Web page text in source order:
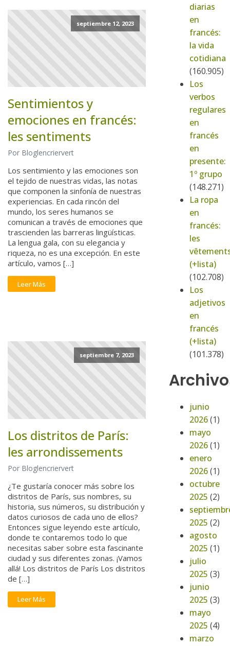
septiembre 12, 2023
Sentimientos y
emociones en francés:
les sentiments
Por Bloglencriervert
Los sentimiento y las emociones son
el tejido de nuestras vidas, las notas
que componen la sinfonía de nuestras
experiencias. En cada rincón del
mundo, los seres humanos se
comunican a través de emociones que
trascienden las barreras lingüísticas.
La lengua gala, con su elegancia y
riqueza, no es una excepción. En este
artículo, vamos […]
Leer Más
septiembre 7, 2023
Los distritos de París:
les arrondissements
Por Bloglencriervert
¿Te gustaría conocer más sobre los
distritos de París, sus nombres, su
historia, sus números, su distribución y
datos curiosos de cada uno de ellos?
Entonces sigue leyendo este artículo,
donde te contaremos todo lo que
necesitas saber sobre esta fascinante
ciudad y sus diferentes zonas. ¡Vamos
allá! Los distritos de París Los distritos
de […]
Leer Más
diarias
en
francés:
la vida
cotidiana
(160.905)
Los
verbos
regulares
en
francés
en
presente:
1º grupo
(148.271)
La ropa
en
francés:
les
(+lista)
(102.708)
Los
adjetivos
en
francés
(+lista)
(101.378)
junio
2026(1)
mayo
2026(1)
enero
2026(1)
octubre
2025 (2)
2025 (2)
agosto
2025 (1)
julio
2025 (3)
junio
2025 (3)
mayo
2025 (4)
marzo